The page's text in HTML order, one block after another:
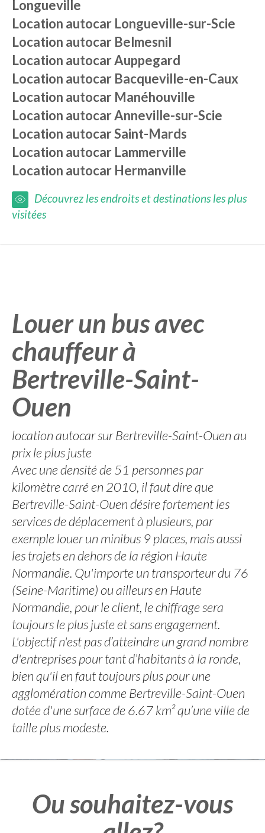
Longueville
Location autocar Longueville-sur-Scie
Location autocar Belmesnil
Location autocarAuppegard
Location autocar Bacqueville-en-Caux
Location autocar Manéhouville
Location autocarAnneville-sur-Scie
Location autocarSaint-Mards
Location autocar Lammerville
Location autocar Hermanville
Découvrez les endroits et destinations les plus
visitées
Louer un bus avec
chauffeur à
Bertreville-Saint-
Ouen
location autocar sur Bertreville-Saint-Ouen au
prix le plus juste
Avec une densité de 51 personnes par
kilomètre carré en 2010, il faut dire que
Bertreville-Saint-Ouen désire fortement les
services de déplacement à plusieurs, par
exemple louer un minibus 9 places, mais aussi
les trajets en dehors de la région Haute
Normandie. Qu'importe un transporteur du 76
(Seine-Maritime) ou ailleurs en Haute
Normandie, pour le client, le chiffrage sera
toujours le plus juste et sans engagement.
L'objectif n'est pas d’atteindre un grand nombre
d'entreprises pour tant d’habitants à la ronde,
bien qu'il en faut toujours plus pour une
agglomération comme Bertreville-Saint-Ouen
dotée d'une surface de 6.67 km² qu’une ville de
taille plus modeste.
Ou souhaitez-vous